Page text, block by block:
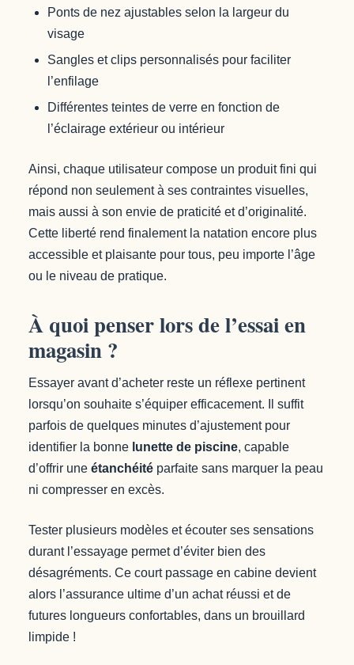
Ponts de nez ajustables selon la largeur du
visage
Sangles et clips personnalisés pour faciliter
l’enfilage
Différentes teintes de verre en fonction de
l’éclairage extérieur ou intérieur
Ainsi, chaque utilisateur compose un produit fini qui
répond non seulement à ses contraintes visuelles,
mais aussi à son envie de praticité et d’originalité.
Cette liberté rend finalement la natation encore plus
accessible et plaisante pour tous, peu importe l’âge
ou le niveau de pratique.
À quoi penser lors de l’essai en
magasin ?
Essayer avant d’acheter reste un réflexe pertinent
lorsqu’on souhaite s’équiper efficacement. Il suffit
parfois de quelques minutes d’ajustement pour
identifier la bonne lunette de piscine, capable
d’offrir une étanchéité parfaite sans marquer la peau
ni compresser en excès.
Tester plusieurs modèles et écouter ses sensations
durant l’essayage permet d’éviter bien des
désagréments. Ce court passage en cabine devient
alors l’assurance ultime d’un achat réussi et de
futures longueurs confortables, dans un brouillard
limpide !